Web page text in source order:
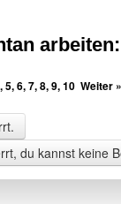
,5,6,7,8,9,10 Weiter »
du kannst keine